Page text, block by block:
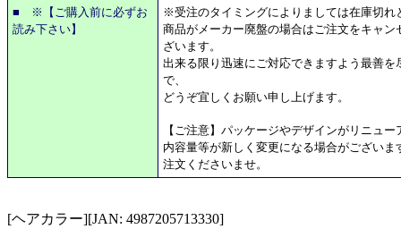
■ ※【ご購入前に必ずお
読み下さい】
※受注のタイミングによりましては在庫切れ
商品がメーカー廃盤の場合はご注文をキャン
ざいます。
出来る限り迅速にご対応できますよう最善を
で、
どうぞ宜しくお願い申し上げます。
【ご注意】パッケージやデザインがリニュ
内容量等が新しく変更になる場合がござい
注文くださいませ。
[ヘアカラー][JAN: 4987205713330]